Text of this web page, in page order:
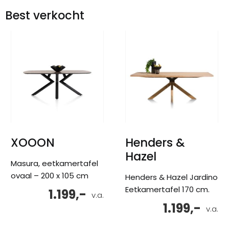
Best verkocht
XOOON
Masura, eetkamertafel
ovaal – 200 x 105 cm
v.a.
1.199,-
Henders &
Hazel
Henders & Hazel Jardino
Eetkamertafel 170 cm.
v.a.
1.199,-